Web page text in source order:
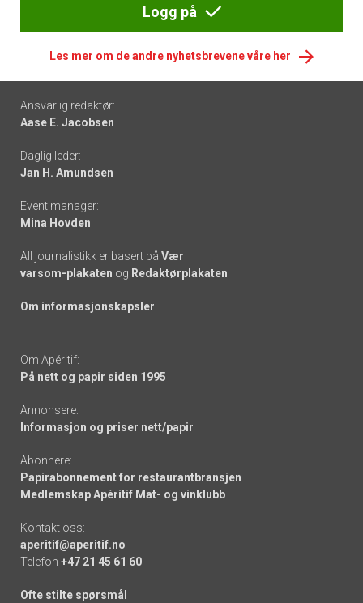
Logg på
Les mer om de andre nyhetsbrevene våre her
Footer
-
links
Ansvarlig redaktør:
Aase E. Jacobsen
Daglig leder:
Jan H. Amundsen
Event manager:
Mina Hovden
All journalistikk er basert på Vær
varsom-plakaten og Redaktørplakaten
Om informasjonskapsler
Om Apéritif:
På nett og papir siden 1995
Annonsere:
Informasjon og priser nett/papir
Abonnere:
Papirabonnement for restaurantbransjen
Medlemskap Apéritif Mat- og vinklubb
Kontakt oss:
aperitif@aperitif.no
Telefon +47 21 45 61 60
Ofte stilte spørsmål